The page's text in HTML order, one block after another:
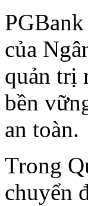
của
quản trị
bền
an toàn.
Trong
chuyển